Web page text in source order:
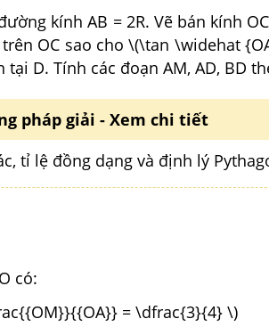
kính AB = 2R. Vẽ bán kính
OC sao cho \(\tan \widehat
D. Tính các đoạn AM, AD, BD
pháp giải - Xem chi tiết
tỉ lệ đồng dạng và định lý
có:
= \dfrac{3}{4} \)